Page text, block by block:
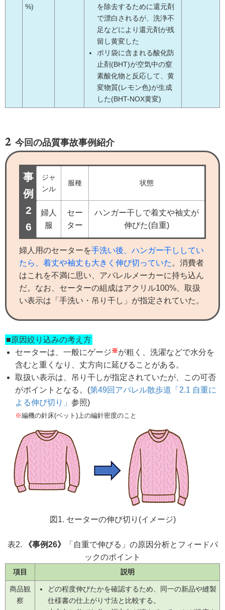
%)
を除去するために還元剤
で漂白されるが、洗浄不
足などにより還元剤が残
留し黄変した
ポリ袋に含まれる酸化防
止剤(BHT)が空気中の窒
素酸化物と反応して、黄
変物質(レモン色)が生成
した(BHT-NOX黄変)
今回の品質事故事例紹介
事
例
2
6
ジャ
ンル
服種 状態
婦人
服
セー
ター
ハンガー干しで着丈や袖丈が
伸びた(自重)
婦人用のセーターを手洗い後、ハンガー干ししてい
たら、着丈や袖丈も大きく伸び切っていた 。消費者
はこれを不満に思い、アパレルメーカーに持ち込ん
だ。なお、セーターの組成はアクリル100%、取扱
い表示は「手洗い・吊り干し」が指定されていた。
■原因絞り込みの考え方
セーターは、一般にゲージ ※が粗く、洗濯などで水分を
含むと重くなり、丈方向に延びることがある。
取扱い表示は、吊り干しが指定されていたが、この可否
がポイントとなる。(第49回アパレル散歩道「2.1 自重に
よる伸び切り」 参照)
※編機の針床(ベット)上の編針密度のこと
図1. セーターの伸び切り(イメージ)
表2. 《事例26》
「自重で伸びる」の原因分析とフィードバ
ックのポイント
項目 説明
商品観
察
どの程度伸びたかを確認するため、同一の新品や縫製
仕様書の仕上がり寸法と比較する。